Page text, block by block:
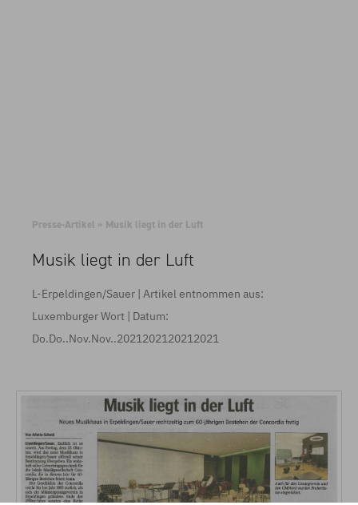
Presse-Artikel » Musik liegt in der Luft
Musik liegt in der Luft
L-Erpeldingen/Sauer | Artikel entnommen aus:
Luxemburger Wort | Datum:
Do.Do..Nov.Nov..2021202120212021